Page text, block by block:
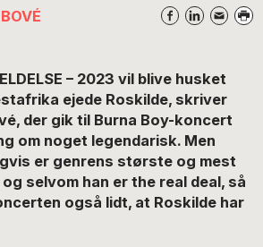
– 2023 vil blive husket
ejede Roskilde, skriver
der gik til Burna Boy-koncert
om noget legendarisk. Men
er genrens største og mest
selvom han er the real deal, så
også lidt, at Roskilde har